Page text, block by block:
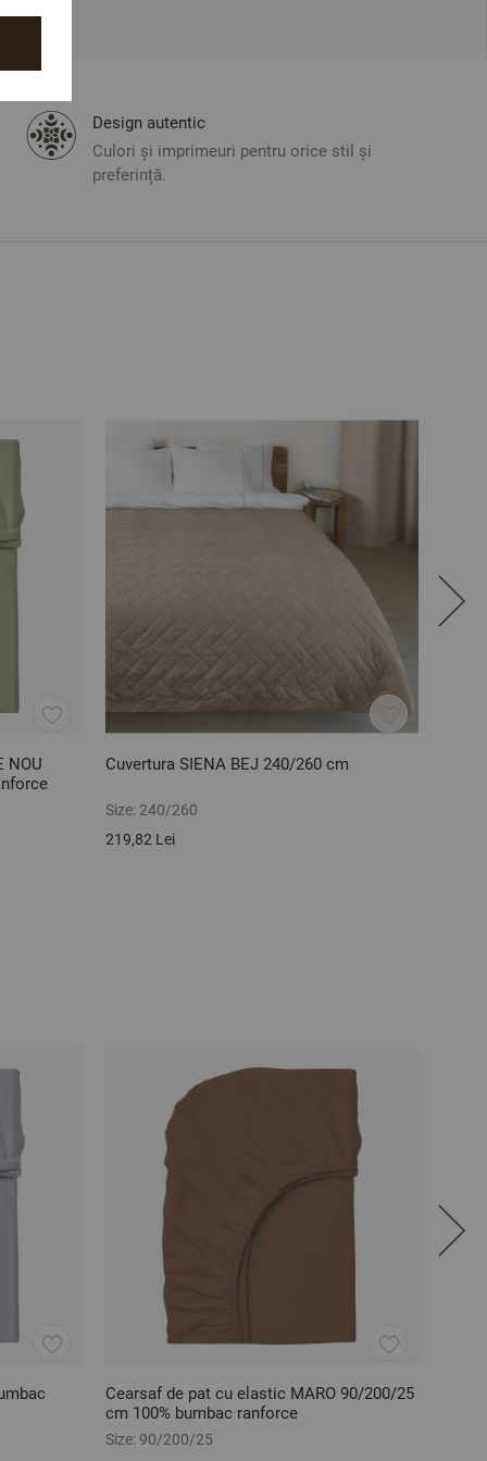
Design autentic
Culori și imprimeuri pentru orice stil și
preferință.
NOU
Cuvertura SIENA BEJ 240/260 cm
Size: 240/260
219,82 Lei
Cearsaf de pat cu elastic MARO 90/200/25
cm 100% bumbac ranforce
Size: 90/200/25